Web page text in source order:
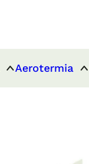
Aerotermia